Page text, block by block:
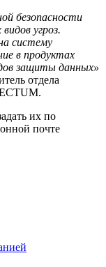
безопасности
угроз.
систему
в продуктах
защиты данных»
отдела
их по
почте